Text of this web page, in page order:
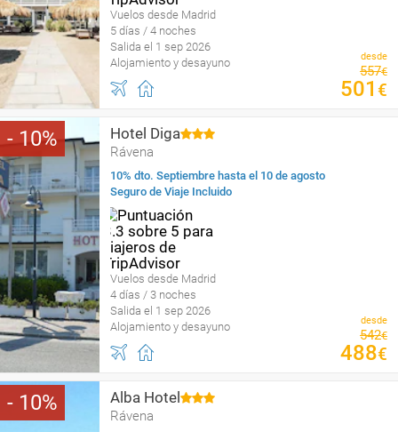
Vuelos desde Madrid
5 días / 4 noches
Salida el 1 sep 2026
Alojamiento y desayuno
desde
557€
501 €
10 Hotel Diga
Rávena
10% dto. Septiembre hasta el 10 de agosto
Seguro de Viaje Incluido
Vuelos desde Madrid
4 días / 3 noches
Salida el 1 sep 2026
Alojamiento y desayuno
desde
542€
488€
10 Alba Hotel
Rávena